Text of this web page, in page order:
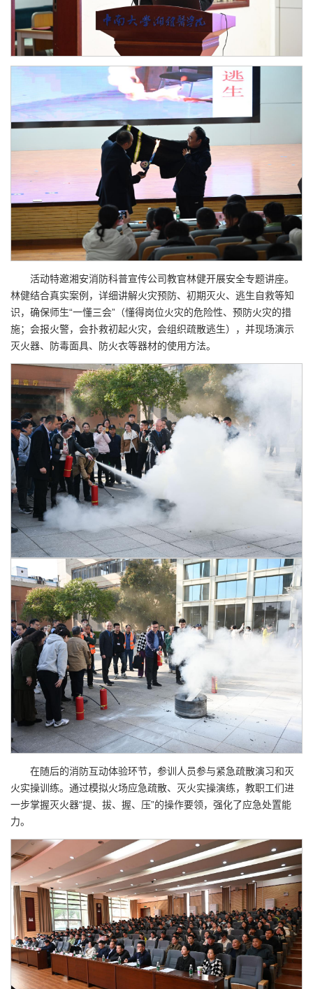
活动特邀湘安消防科普宣传公司教官林健开展安全专题讲座。
林健结合真实案例，详细讲解火灾预防、初期灭火、逃生自救等知
识，确保师生“一懂三会”（懂得岗位火灾的危险性、预防火灾的措
施；会报火警，会扑救初起火灾，会组织疏散逃生），并现场演示
灭火器、防毒面具、防火衣等器材的使用方法。
在随后的消防互动体验环节，参训人员参与紧急疏散演习和灭
火实操训练。通过模拟火场应急疏散、灭火实操演练，教职工们进
一步掌握灭火器“提、拔、握、压”的操作要领，强化了应急处置能
力。